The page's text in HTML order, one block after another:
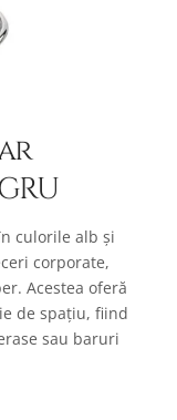
culorile alb și
corporate,
Acestea oferă
de spațiu, fiind
sau baruri